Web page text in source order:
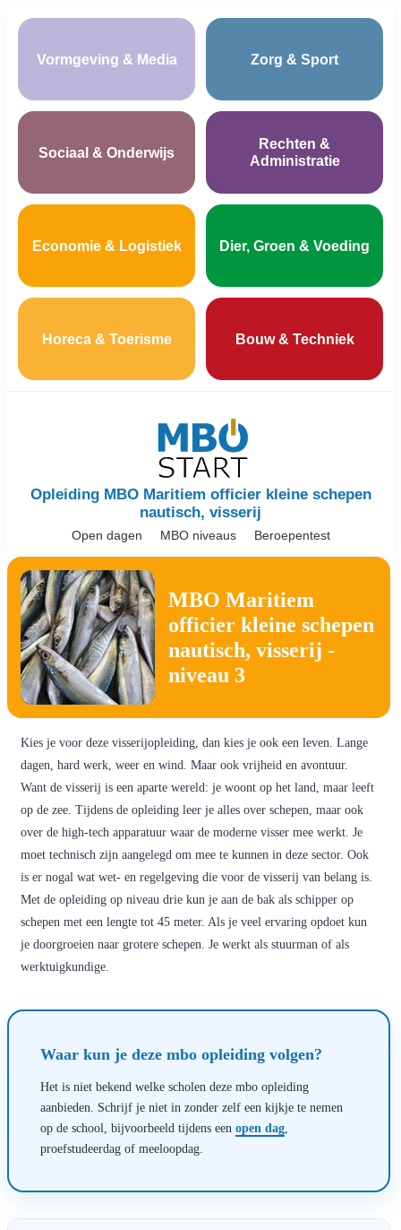
Vormgeving & Media Zorg & Sport
Sociaal & Onderwijs
Rechten &
Administratie
Economie & Logistiek Dier, Groen & Voeding
Horeca & Toerisme Bouw & Techniek
Opleiding MBO Maritiem officier kleine schepen
nautisch, visserij
Open dagen MBO niveaus Beroepentest
MBO Maritiem
officier kleine schepen
nautisch, visserij -
niveau 3
Kies je voor deze visserijopleiding, dan kies je ook een leven. Lange
dagen, hard werk, weer en wind. Maar ook vrijheid en avontuur.
Want de visserij is een aparte wereld: je woont op het land, maar leeft
op de zee. Tijdens de opleiding leer je alles over schepen, maar ook
over de high-tech apparatuur waar de moderne visser mee werkt. Je
moet technisch zijn aangelegd om mee te kunnen in deze sector. Ook
is er nogal wat wet- en regelgeving die voor de visserij van belang is.
Met de opleiding op niveau drie kun je aan de bak als schipper op
schepen met een lengte tot 45 meter. Als je veel ervaring opdoet kun
je doorgroeien naar grotere schepen. Je werkt als stuurman of als
werktuigkundige.
Waar kun je deze mbo opleiding volgen?
Het is niet bekend welke scholen deze mbo opleiding
aanbieden. Schrijf je niet in zonder zelf een kijkje te nemen
op de school, bijvoorbeeld tijdens een open dag
proefstudeerdag of meeloopdag.